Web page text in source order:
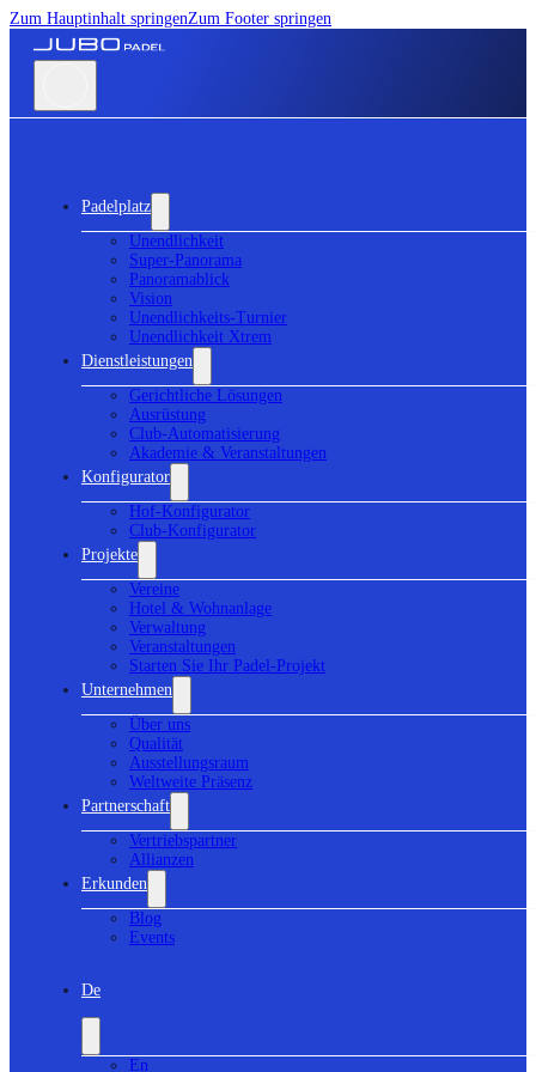
Zum Hauptinhalt springenZum Footer springen
Padelplatz
Unendlichkeit
Super-Panorama
Panoramablick
Vision
Unendlichkeits-Turnier
Unendlichkeit Xtrem
Dienstleistungen
Gerichtliche Lösungen
Ausrüstung
Club-Automatisierung
Akademie & Veranstaltungen
Konfigurator
Hof-Konfigurator
Club-Konfigurator
Projekte
Vereine
Hotel & Wohnanlage
Verwaltung
Veranstaltungen
Starten Sie Ihr Padel-Projekt
Unternehmen
Über uns
Qualität
Ausstellungsraum
Weltweite Präsenz
Partnerschaft
Vertriebspartner
Allianzen
Erkunden
Blog
Events
De
En